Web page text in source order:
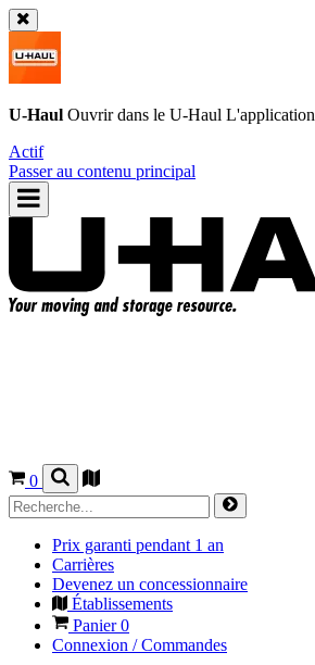
U-Haul Ouvrir dans le U-Haul L'application
Actif
Passer au contenu principal
0
Prix garanti pendant 1 an
Carrières
Devenez un concessionnaire
Établissements
Panier0
Connexion / Commandes